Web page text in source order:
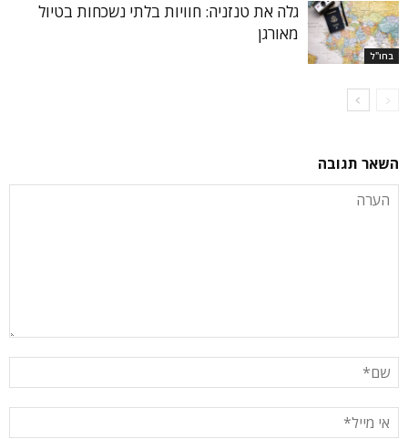
בחו"ל
גלה את טנזניה: חוויות בלתי נשכחות בטיול
מאורגן
השאר תגובה